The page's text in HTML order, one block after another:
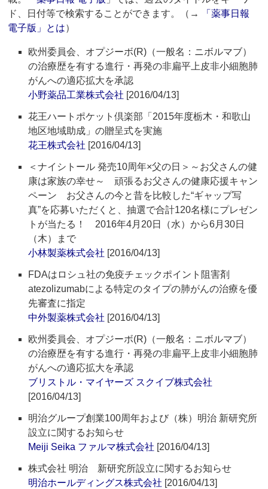
ド、日付等で検索することができます。（→
「薬事日報
電子版」とは）
欧州委員会、オプジーボ(R)（一般名：ニボルマブ）
の治療歴を有する進行・再発の非扁平上皮非小細胞肺
がんへの適応拡大を承認
小野薬品工業株式会社 [2016/04/13]
花王ハートポケット倶楽部「2015年度栃木・和歌山
地区地域助成」の贈呈式を実施
花王株式会社 [2016/04/13]
＜ナイシトール 発売10周年×父の日＞～お父さんの健
康は家族の幸せ～ 頑張るお父さんの健康応援キャン
ペーン お父さんの今と昔を比較した“ギャップ写
真”を応募いただくと、抽選で合計120名様にプレゼン
トが当たる！ 2016年4月20日（水）から6月30日
（木）まで
小林製薬株式会社 [2016/04/13]
FDAはロシュ社の免疫チェックポイント阻害剤
atezolizumabによる特定のタイプの肺がんの治療を優
先審査に指定
中外製薬株式会社 [2016/04/13]
欧州委員会、オプジーボ(R)（一般名：ニボルマブ）
の治療歴を有する進行・再発の非扁平上皮非小細胞肺
がんへの適応拡大を承認
ブリストル・マイヤーズ スクイブ株式会社
[2016/04/13]
明治グループ創業100周年および（株）明治 新研究所
設立に関するお知らせ
Meiji Seika ファルマ株式会社 [2016/04/13]
株式会社 明治 新研究所設立に関するお知らせ
明治ホールディングス株式会社 [2016/04/13]